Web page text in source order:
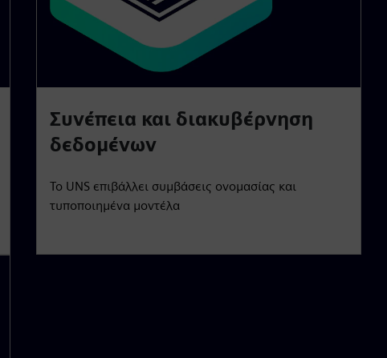
Συνέπεια και διακυβέρνηση
δεδομένων
Το UNS επιβάλλει συμβάσεις ονομασίας και
τυποποιημένα μοντέλα